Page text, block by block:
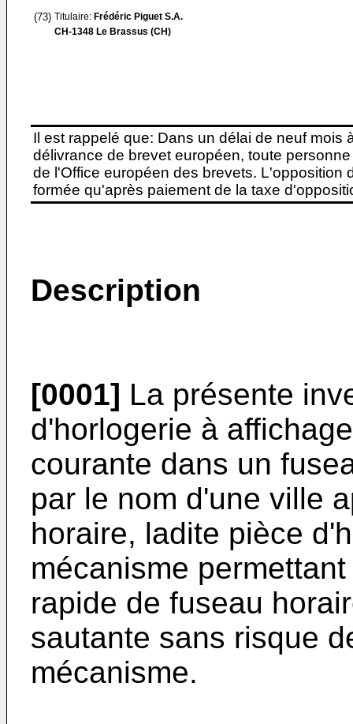
(73) Titulaire: Frédéric Piguet S.A.
CH-1348 Le Brassus (CH)
Il est rappelé que: Dans un délai de neuf
délivrance de brevet européen, toute
de l'Office européen des brevets. L'opposition
formée qu'après paiement de la taxe
Description
[0001] La présente
d'horlogerie à
courante dans un
par le nom d'une ville
horaire, ladite pièce
mécanisme
rapide de fuseau
sautante sans risque
mécanisme.